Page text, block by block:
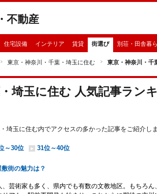
不動産
住宅設備 インテリア 賃貸 街選び 別荘・田舎暮
東京・神奈川・千葉・埼玉に住む 東京・神奈川・千
埼玉に住む 人気記事ラン
埼玉に住む内でアクセスの多かった記事をご紹介しま
～30位 31位～40位
街の魅力は？
芸術家も多く、県内でも有数の文教地区。もちろん、